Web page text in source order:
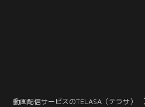
動画配信サービスのTELASA（テラサ）